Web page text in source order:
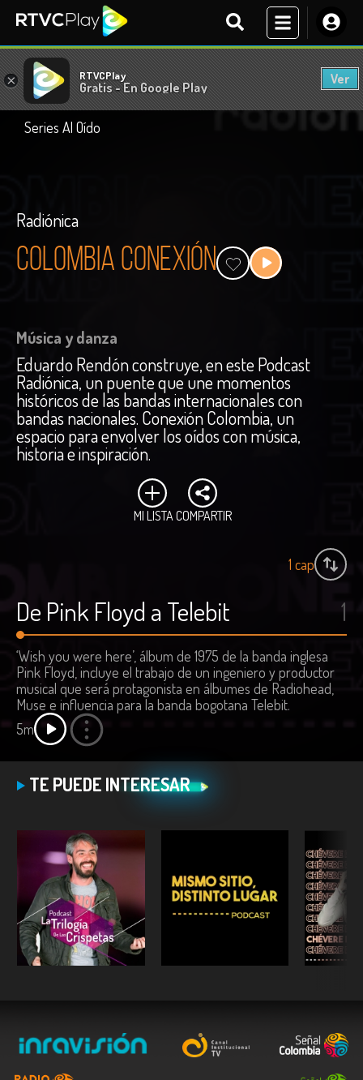
× RTVCPlay
Gratis - En Google Play
Ver
Series Al Oído
Radiónica
Colombia Conexión
Música y danza
Eduardo Rendón construye, en este Podcast
Radiónica, un puente que une momentos
históricos de las bandas internacionales con
bandas nacionales. Conexión Colombia, un
espacio para envolver los oídos con música,
historia e inspiración.
MI LISTACOMPARTIR
1 cap
De Pink Floyd a Telebit 1
‘Wish you were here’, álbum de 1975 de la banda inglesa
Pink Floyd, incluye el trabajo de un ingeniero y productor
musical que será protagonista en álbumes de Radiohead,
Muse e influencia para la banda bogotana Telebit.
5m
TE PUEDE INTERESAR